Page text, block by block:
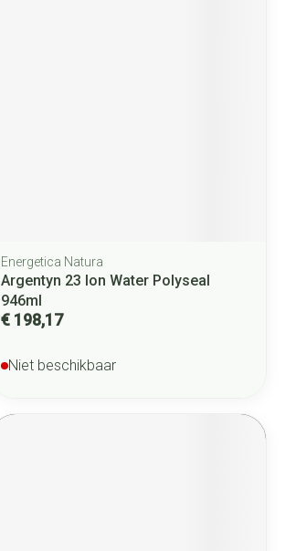
Energetica Natura
Argentyn 23 Ion Water Polyseal
946ml
€ 198,17
Niet beschikbaar